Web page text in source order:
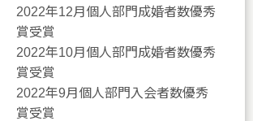
2022年12月個人部門成婚者数優秀
賞受賞
2022年10月個人部門成婚者数優秀
賞受賞
2022年9月個人部門入会者数優秀
賞受賞